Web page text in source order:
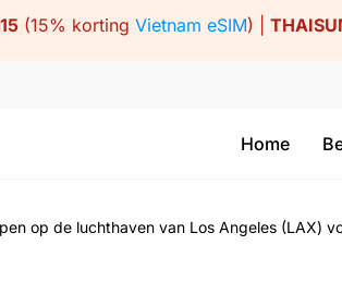
(15% korting Vietnam eSIM) |
Home
op de luchthaven van Los Angeles (LAX)